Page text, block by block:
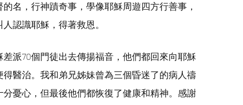
名，行神蹟奇事，學像耶穌周遊四方行善事，
認識耶穌，得著救恩。
派70個門徒出去傳揚福音，他們都回來向耶穌
醫治。我和弟兄姊妹曾為三個昏迷了的病人禱
憂心，但最後他們都恢復了健康和精神。感謝